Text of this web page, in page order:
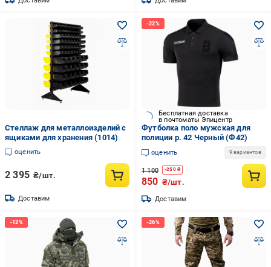
Стеллаж для металлоизделий с
ящиками для хранения (1014)
оценить
2 395 ₴/шт.
Доставим
Бесплатная доставка
в почтоматы Эпицентр
Футболка поло мужская для
полиции р. 42 Черный (Ф42)
оценить 9 вариантов
1 100 -250₴
850 ₴/шт.
Доставим